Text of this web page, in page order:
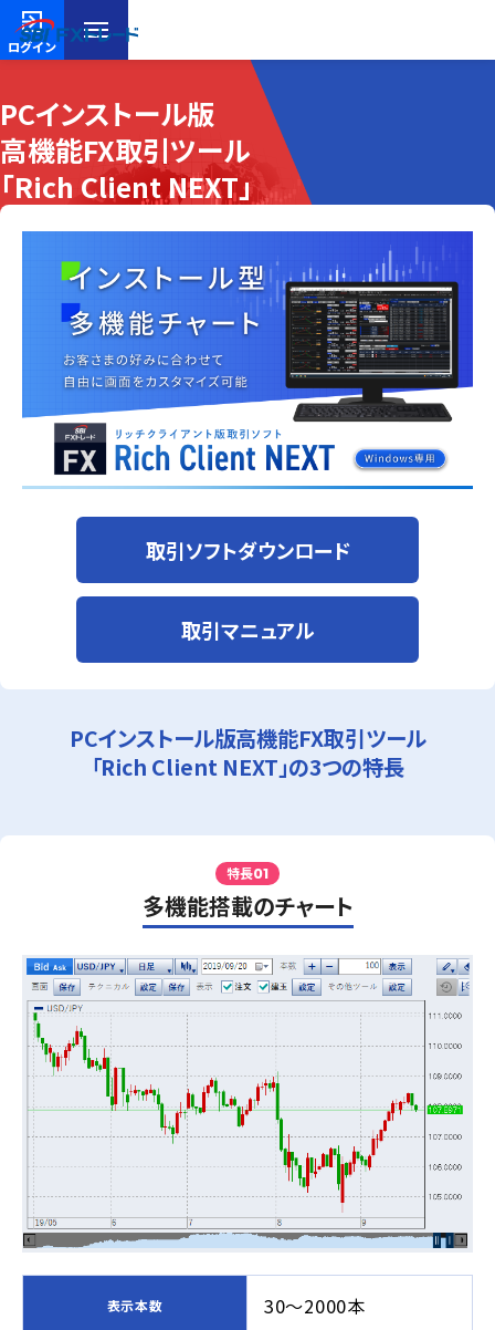
ログイン
PCインストール版
高機能FX取引ツール
「Rich Client NEXT」
取引ソフトダウンロード
取引マニュアル
PCインストール版高機能FX取引ツール
「Rich Client NEXT」の3つの特長
特長01
多機能搭載のチャート
表示本数 30～2000本